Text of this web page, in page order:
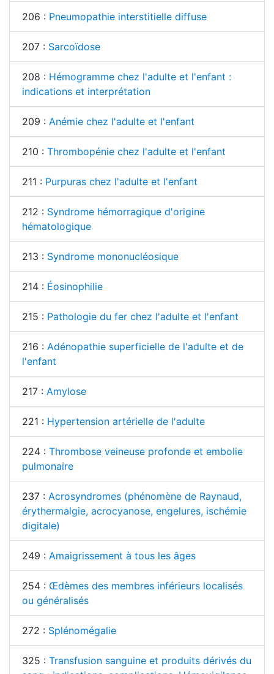
206 : Pneumopathie interstitielle diffuse
207 : Sarcoïdose
208 : Hémogramme chez l'adulte et l'enfant :
indications et interprétation
209 : Anémie chez l'adulte et l'enfant
210 : Thrombopénie chez l'adulte et l'enfant
211 : Purpuras chez l'adulte et l'enfant
212 : Syndrome hémorragique d'origine
hématologique
213 : Syndrome mononucléosique
214 : Éosinophilie
215 : Pathologie du fer chez l'adulte et l'enfant
216 : Adénopathie superficielle de l'adulte et de
l'enfant
217 : Amylose
221 : Hypertension artérielle de l'adulte
224 : Thrombose veineuse profonde et embolie
pulmonaire
237 : Acrosyndromes (phénomène de Raynaud,
érythermalgie, acrocyanose, engelures, ischémie
digitale)
249 : Amaigrissement à tous les âges
254 : Œdèmes des membres inférieurs localisés
ou généralisés
272 : Splénomégalie
325 : Transfusion sanguine et produits dérivés du